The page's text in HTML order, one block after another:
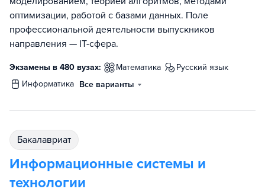
оптимизации, работой с базами данных. Поле
профессиональной деятельности выпускников
направления — IT-сфера.
Экзамены в 480 вузах: математика
русский язык
информатика Все варианты
бакалавриат
Информационные системы и
технологии